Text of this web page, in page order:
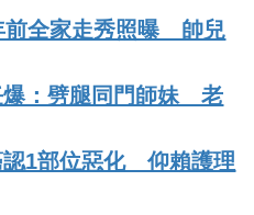
前全家走秀照曝 帥兒
爆：劈腿同門師妹 老
認1部位惡化 仰賴護理